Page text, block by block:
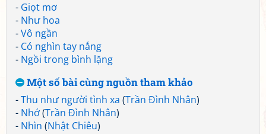
- Giọt mơ
- Như hoa
-Vô ngần
- Có nghìn tay nắng
- Ngồi trong bình lặng
Một số bài cùng nguồn tham khảo
-Thu như người tình xa (Trần Đình Nhân)
- Nhớ(Trần Đình Nhân)
- Nhìn (Nhật Chiêu)